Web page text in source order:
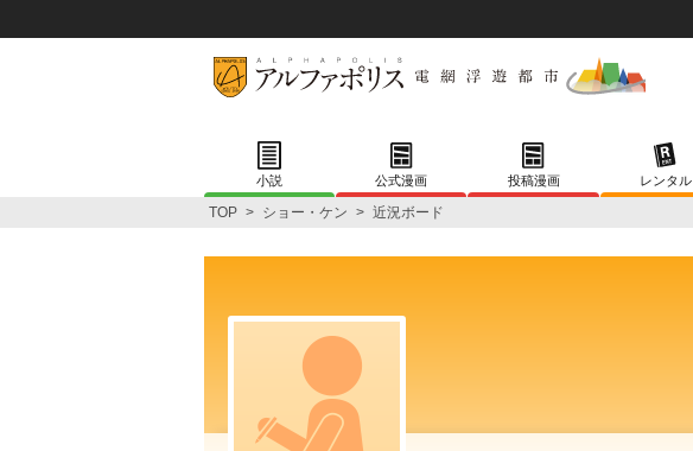
小説 公式漫画 投稿漫画 レンタル
TOP > ショー・ケン > 近況ボード